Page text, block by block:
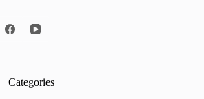
Categories